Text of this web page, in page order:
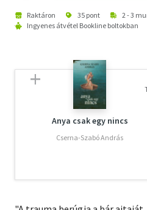
Raktáron 35 pont
2 - 3
Ingyenes átvétel Bookline boltokban
Anya csak egy nincs
Cserna-Szabó András